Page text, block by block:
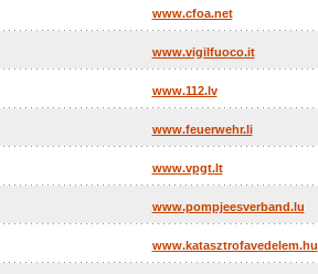
www.cfoa.net
www.vigilfuoco.it
www.112.lv
www.feuerwehr.li
www.vpgt.lt
www.pompjeesverband.lu
www.katasztrofavedelem.hu